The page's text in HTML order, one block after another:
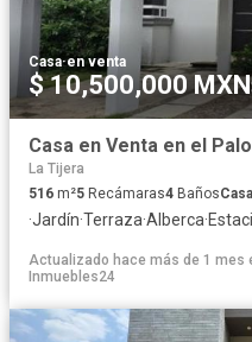
Casa·en venta
$ 10,500,000 MXN
Casa en Venta en el
La Tijera
516 m²5 Recámaras4 BañosCasa
·Jardín·Terraza·Alberca·
Actualizado hace más de 1 mes
Inmuebles24